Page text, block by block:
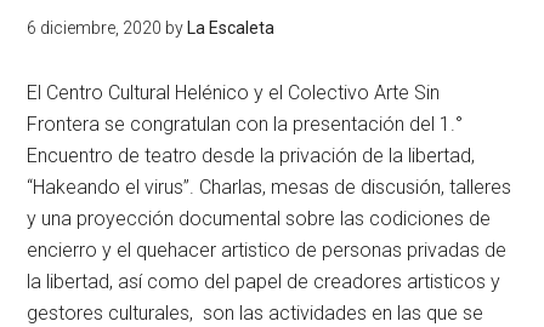
6 diciembre, 2020 by La Escaleta
El Centro Cultural Helénico y el Colectivo Arte Sin
Frontera se congratulan con la presentación del 1.°
Encuentro de teatro desde la privación de la libertad,
“Hakeando el virus”. Charlas, mesas de discusión, talleres
y una proyección documental sobre las codiciones de
encierro y el quehacer artistico de personas privadas de
la libertad, así como del papel de creadores artisticos y
gestores culturales, son las actividades en las que se